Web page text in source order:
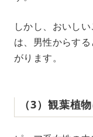
しかし、おいし
は、男性からす
がります。
（3）観葉植